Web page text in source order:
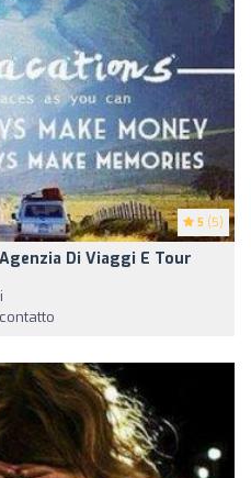
5 (5)
Di Viaggi E Tour